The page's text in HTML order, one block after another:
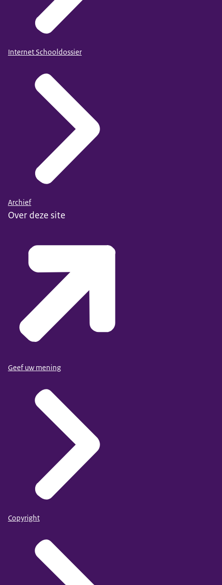
Internet Schooldossier
Archief
Over deze site
Geef uw mening
Copyright